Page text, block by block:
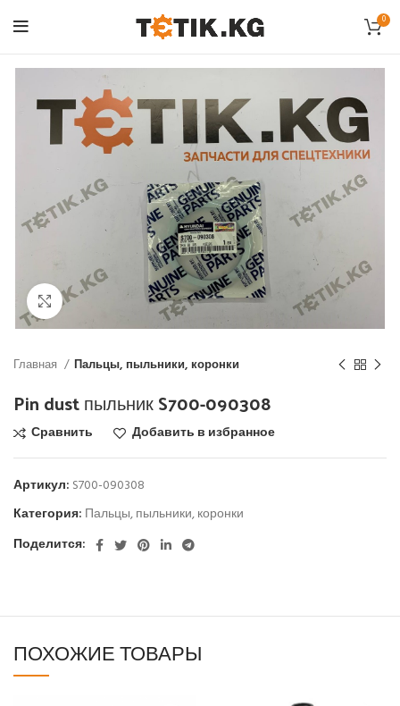
0
Click to enlarge
Главная Пальцы, пыльники, коронки
Pin dust пыльник S700-090308
Сравнить Добавить в избранное
Артикул: S700-090308
Категория: Пальцы, пыльники, коронки
Поделится:
ПОХОЖИЕ ТОВАРЫ